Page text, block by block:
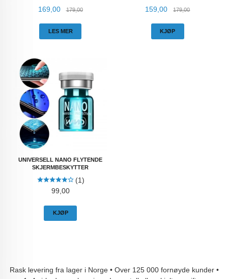
Tilbud
169,00 179,00Rabatt
LES MER
Tilbud
159,00 179,00Rabatt
KJØP
UNIVERSELL NANO FLYTENDE
SKJERMBESKYTTER
(1)
Pris
99,00
KJØP
Rask levering fra lager i Norge • Over 125 000 fornøyde kunder •